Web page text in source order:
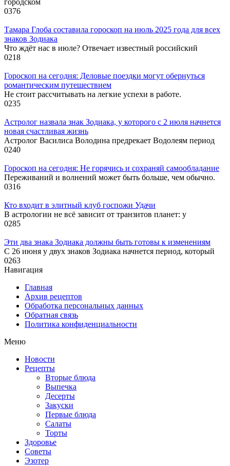
городском
0376
Тамара Глоба составила гороскоп на июль 2025 года для всех
знаков Зодиака
Что ждёт нас в июле? Отвечает известный российский
0218
Гороскоп на сегодня: Деловые поездки могут обернуться
романтическим путешествием
Не стоит рассчитывать на легкие успехи в работе.
0235
Астролог назвала знак Зодиака, у которого с 2 июля начнется
новая счастливая жизнь
Астролог Василиса Володина предрекает Водолеям период
0240
Гороскоп на сегодня: Не горячись и сохраняй самообладание
Переживаний и волнений может быть больше, чем обычно.
0316
Кто входит в элитный клуб госпожи Удачи
В астрологии не всё зависит от транзитов планет: у
0285
Эти два знака Зодиака должны быть готовы к изменениям
С 26 июня у двух знаков Зодиака начнется период, который
0263
Навигация
Главная
Архив рецептов
Обработка персональных данных
Обратная связь
Политика конфиденциальности
Меню
Новости
Рецепты
Вторые блюда
Выпечка
Десерты
Закуски
Первые блюда
Салаты
Торты
Здоровье
Советы
Эзотер